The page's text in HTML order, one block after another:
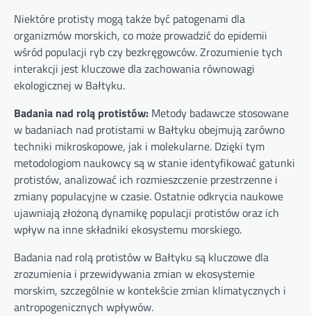
Niektóre protisty mogą także być patogenami dla
organizmów morskich, co może prowadzić do epidemii
wśród populacji ryb czy bezkręgowców. Zrozumienie tych
interakcji jest kluczowe dla zachowania równowagi
ekologicznej w Bałtyku.
Badania nad rolą protistów: Metody badawcze stosowane
w badaniach nad protistami w Bałtyku obejmują zarówno
techniki mikroskopowe, jak i molekularne. Dzięki tym
metodologiom naukowcy są w stanie identyfikować gatunki
protistów, analizować ich rozmieszczenie przestrzenne i
zmiany populacyjne w czasie. Ostatnie odkrycia naukowe
ujawniają złożoną dynamikę populacji protistów oraz ich
wpływ na inne składniki ekosystemu morskiego.
Badania nad rolą protistów w Bałtyku są kluczowe dla
zrozumienia i przewidywania zmian w ekosystemie
morskim, szczególnie w kontekście zmian klimatycznych i
antropogenicznych wpływów.